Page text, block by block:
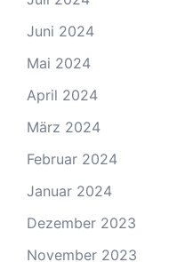
Juni 2024
Mai 2024
April 2024
März 2024
Februar 2024
Januar 2024
Dezember 2023
November 2023